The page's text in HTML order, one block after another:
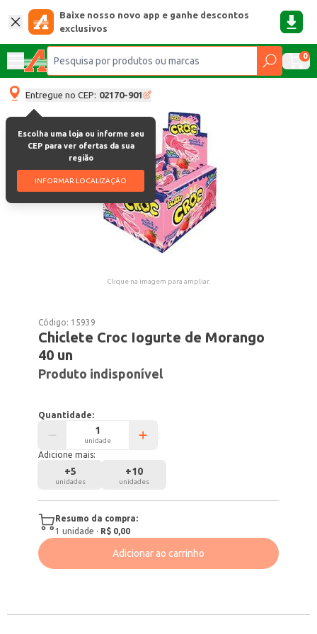
Baixe nosso novo app e ganhe descontos
exclusivos
0
Entregue no CEP: 02170-901
Escolha uma loja ou informe seu
CEP para ver ofertas da sua
região
INFORMAR LOCALIZAÇÃO
Clique na imagem para ampliar.
Código: 15939
Chiclete Croc Iogurte de Morango
40 un
Produto indisponível
Quantidade:
unidade
Adicione mais:
+5
unidades
+10
unidades
Resumo da compra:
1 unidade · R$ 0,00
Adicionar ao carrinho